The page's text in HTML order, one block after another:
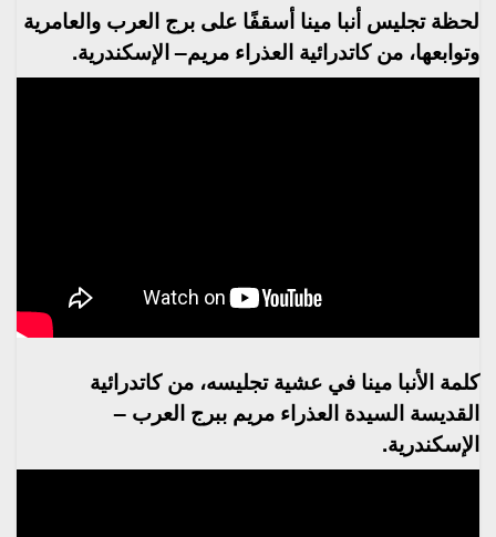
لحظة تجليس أنبا مينا أسقفًا على برج العرب والعامرية
وتوابعها، من كاتدرائية العذراء مريم– الإسكندرية.
كلمة الأنبا مينا في عشية تجليسه، من كاتدرائية
القديسة السيدة العذراء مريم ببرج العرب –
الإسكندرية.